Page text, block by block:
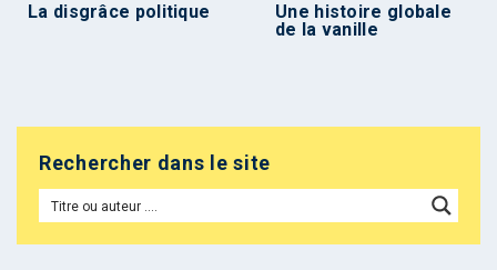
La disgrâce politique
Une histoire globale
de la vanille
Rechercher dans le site